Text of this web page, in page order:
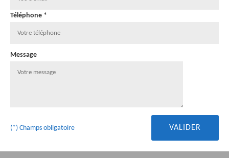
Téléphone *
Message
(*) Champs obligatoire